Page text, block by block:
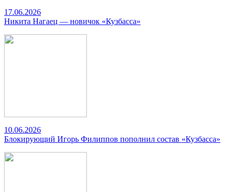
17.06.2026
Никита Нагаец — новичок «Кузбасса»
10.06.2026
Блокирующий Игорь Филиппов пополнил состав «Кузбасса»